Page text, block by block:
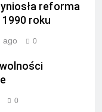
reforma
roku
ago 0
0